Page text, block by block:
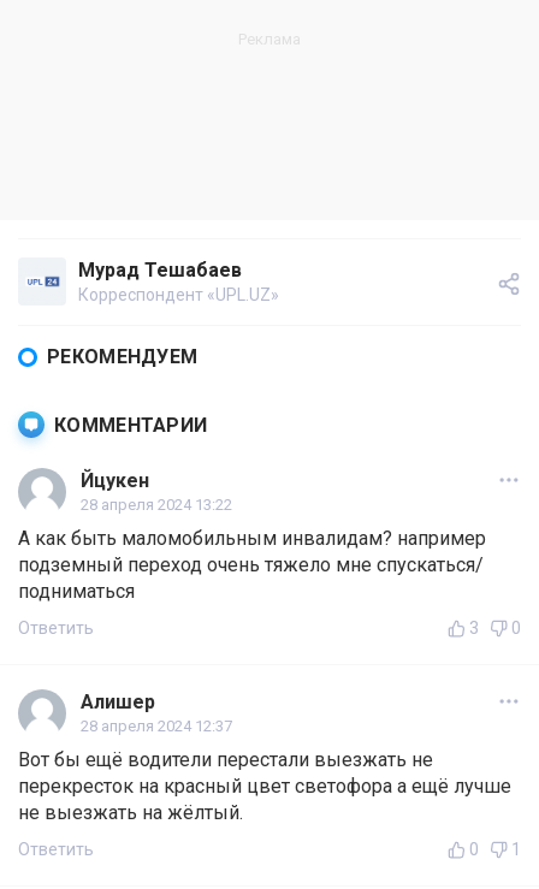
Мурад Тешабаев
Корреспондент «UPL.UZ»
РЕКОМЕНДУЕМ
КОММЕНТАРИИ
Йцукен
28 апреля 2024 13:22
А как быть маломобильным инвалидам? например
подземный переход очень тяжело мне спускаться/
подниматься
Ответить 3 0
Алишер
28 апреля 2024 12:37
Вот бы ещё водители перестали выезжать не
перекресток на красный цвет светофора а ещё лучше
не выезжать на жёлтый.
Ответить 0 1